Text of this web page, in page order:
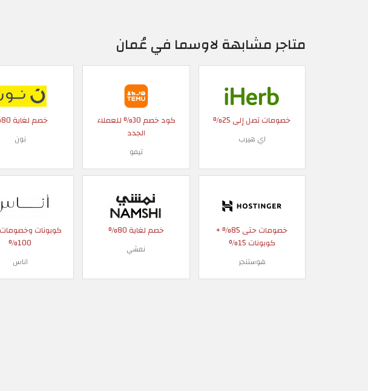
متاجر مشابهة لاوسما في عُمان
خصومات تصل إلى 25%
اي هيرب
كود خصم 30% للعملاء
الجدد
تيمو
خصم لغاية 80%
نون
خصومات حتى 85% +
كوبونات 15%
هوستنجر
خصم لغاية 80%
نمشي
كوبونات
100%
اناس